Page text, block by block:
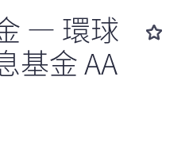
— 環球
基金 AA